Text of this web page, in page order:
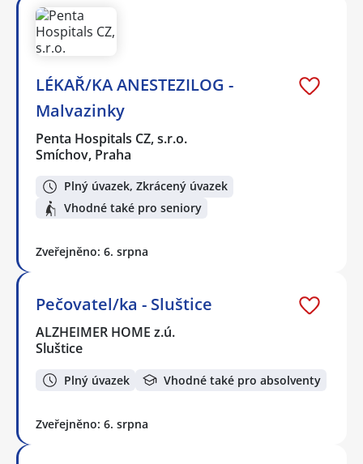
LÉKAŘ/KA ANESTEZILOG -
Malvazinky
Penta Hospitals CZ, s.r.o.
Smíchov, Praha
Plný úvazek, Zkrácený úvazek
Vhodné také pro seniory
Zveřejněno: 6. srpna
Pečovatel/ka - Sluštice
ALZHEIMER HOME z.ú.
Sluštice
Plný úvazek Vhodné také pro absolventy
Zveřejněno: 6. srpna